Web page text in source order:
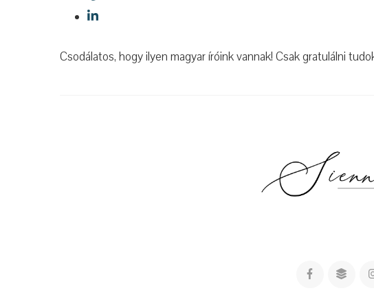
Csodálatos, hogy ilyen magyar íróink vannak! Csak gratulálni